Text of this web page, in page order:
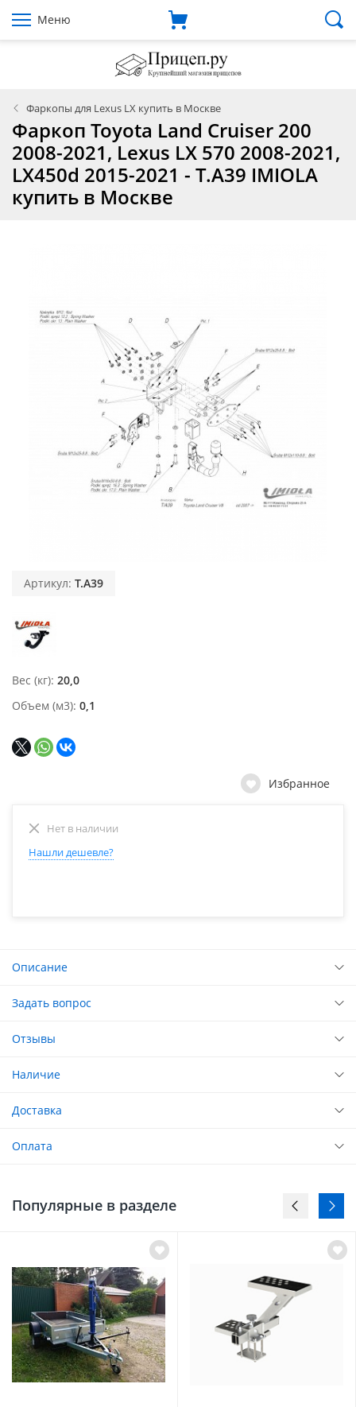
Меню
Фаркопы для Lexus LX купить в Москве
Фаркоп Toyota Land Cruiser 200
2008-2021, Lexus LX 570 2008-2021,
LX450d 2015-2021 - T.A39 IMIOLA
купить в Москве
Артикул: T.A39
Вес (кг) 20,0
Объем (м3) 0,1
Избранное
Нет в наличии
Нашли дешевле?
Описание
Задать вопрос
Отзывы
Наличие
Доставка
Оплата
Популярные в разделе